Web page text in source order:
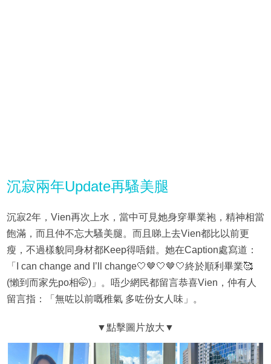
沉寂兩年Update再騷美腿
沉寂2年，Vien再次上水，當中可見她身穿畢業袍，精神相當
飽滿，而且仲不忘大騷美腿。而且睇上去Vien都比以前更
瘦，不過樣貌同身材都Keep得唔錯。她在Caption處寫道：
「I can change and I’ll change🤍🤎🤍🤎🤍終於順利畢業🥰
(懶到而家先po相🤭)」。唔少網民都留言恭喜Vien，仲有人
留言指：「無咗以前嘅稚氣 多咗份女人味」。